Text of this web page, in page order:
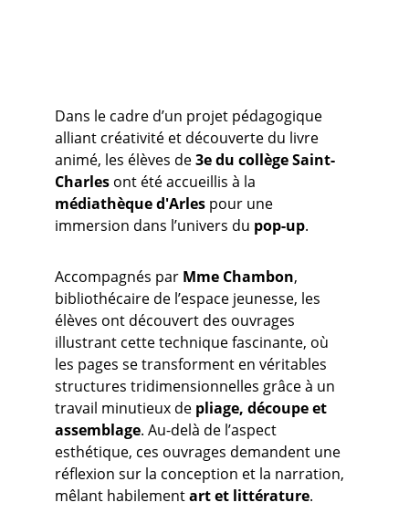
Dans le cadre d’un projet pédagogique
alliant créativité et découverte du livre
animé, les élèves de 3e du collège Saint-
Charles ont été accueillis à la
médiathèque d'Arles pour une
immersion dans l’univers du pop-up.
Accompagnés par Mme Chambon,
bibliothécaire de l’espace jeunesse, les
élèves ont découvert des ouvrages
illustrant cette technique fascinante, où
les pages se transforment en véritables
structures tridimensionnelles grâce à un
travail minutieux de pliage, découpe et
assemblage. Au-delà de l’aspect
esthétique, ces ouvrages demandent une
réflexion sur la conception et la narration,
mêlant habilement art et littérature.